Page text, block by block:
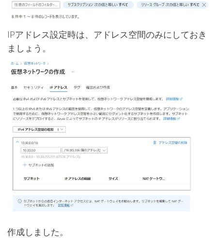
IPアドレス設定時は、アドレス空間のみにしておき
ましょう。
作成しました。